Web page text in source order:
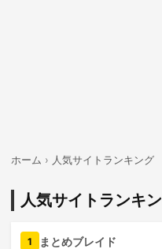
ホーム › 人気サイトランキング
人気サイトランキ
1 まとめブレイド